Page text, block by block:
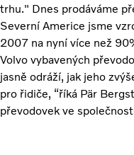
trhu." Dnes prodáváme
Severní Americe jsme
2007 na nyní více než
Volvo vybavených
jasně odráží, jak jeho
pro řidiče, “říká Pär
převodovek ve